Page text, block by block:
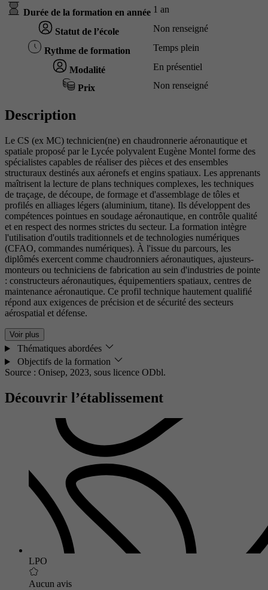
Durée de la formation en année 1 an
Statut de l’école Non renseigné
Rythme de formation Temps plein
Modalité En présentiel
Prix Non renseigné
Description
Le CS (ex MC) technicien(ne) en chaudronnerie aéronautique et
spatiale proposé par le Lycée polyvalent Eugène Montel forme des
spécialistes capables de réaliser des pièces et des ensembles
structuraux destinés aux aéronefs et engins spatiaux. Les apprenants
maîtrisent la lecture de plans techniques complexes, les techniques
de traçage, de découpe, de formage et d'assemblage de tôles et
profilés en alliages légers (aluminium, titane). Ils développent des
compétences pointues en soudage aéronautique, en contrôle qualité
et en respect des normes strictes du secteur. La formation intègre
l'utilisation d'outils traditionnels et de technologies numériques
(CFAO, commandes numériques). À l'issue du parcours, les
diplômés exercent comme chaudronniers aéronautiques, ajusteurs-
monteurs ou techniciens de fabrication au sein d'industries de pointe
: constructeurs aéronautiques, équipementiers spatiaux, centres de
maintenance aéronautique. Ce profil technique hautement qualifié
répond aux exigences de précision et de sécurité des secteurs
aérospatial et défense.
Voir plus
Thématiques abordées
Objectifs de la formation
Source : Onisep, 2023, sous licence ODbl.
Découvrir l’établissement
LPO
Aucun avis